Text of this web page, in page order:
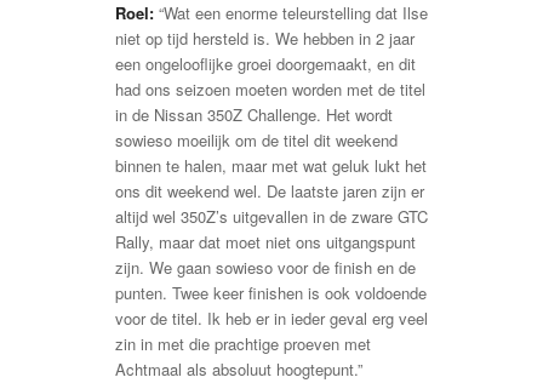
Roel: “Wat een enorme teleurstelling dat Ilse
niet op tijd hersteld is. We hebben in 2 jaar
een ongelooflijke groei doorgemaakt, en dit
had ons seizoen moeten worden met de titel
in de Nissan 350Z Challenge. Het wordt
sowieso moeilijk om de titel dit weekend
binnen te halen, maar met wat geluk lukt het
ons dit weekend wel. De laatste jaren zijn er
altijd wel 350Z’s uitgevallen in de zware GTC
Rally, maar dat moet niet ons uitgangspunt
zijn. We gaan sowieso voor de finish en de
punten. Twee keer finishen is ook voldoende
voor de titel. Ik heb er in ieder geval erg veel
zin in met die prachtige proeven met
Achtmaal als absoluut hoogtepunt.”